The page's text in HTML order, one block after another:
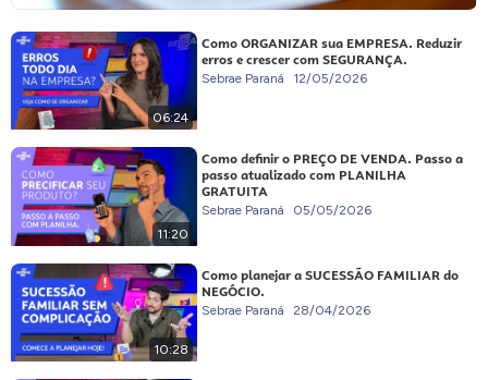
06:24
Como ORGANIZAR sua EMPRESA. Reduzir
erros e crescer com SEGURANÇA.
Sebrae Paraná 12/05/2026
11:20
Como definir o PREÇO DE VENDA. Passo a
passo atualizado com PLANILHA
GRATUITA
Sebrae Paraná 05/05/2026
10:28
Como planejar a SUCESSÃO FAMILIAR do
NEGÓCIO.
Sebrae Paraná 28/04/2026